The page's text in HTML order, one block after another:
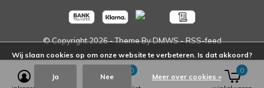
© Copyright2026- Theme ByDMWS-RSS-feed
0 0
Wij slaan cookies op om onze website te verbeteren. Is dat akkoord?
Ja Nee Meer over cookies »